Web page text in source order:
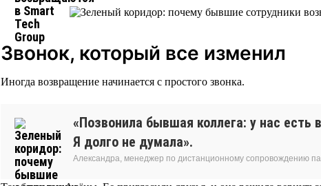
Звонок, который все изменил
Иногда возвращение начинается с простого звонка.
«Позвонила бывшая коллега: у нас есть
Я долго не думала».
Александра, менеджер по дистанционному сопровождению